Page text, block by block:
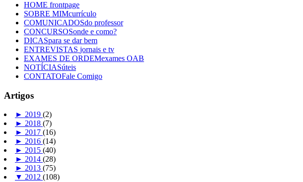
HOME frontpage
SOBRE MIMcurrículo
COMUNICADOSdo professor
CONCURSOSonde e como?
DICASpara se dar bem
ENTREVISTAS jornais e tv
EXAMES DE ORDEMexames OAB
NOTÍCIASúteis
CONTATOFale Comigo
Artigos
► 2019 (2)
► 2018 (7)
► 2017 (16)
► 2016 (14)
► 2015 (40)
► 2014 (28)
► 2013 (75)
▼ 2012 (108)